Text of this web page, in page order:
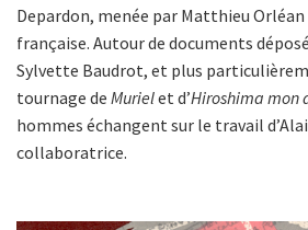
Depardon, menée par Matthieu
française. Autour de documents
Sylvette Baudrot, et plus
tournage de Murielet d’Hiroshima mon
hommes échangent sur le travail
collaboratrice.